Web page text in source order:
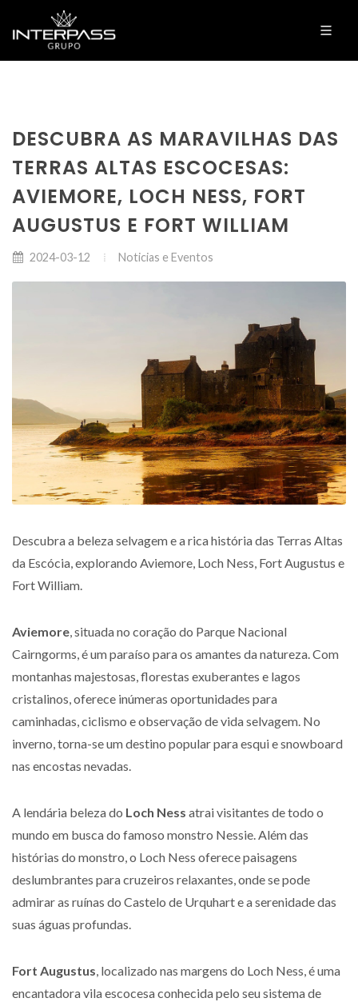
DESCUBRA AS MARAVILHAS DAS
TERRAS ALTAS ESCOCESAS:
AVIEMORE, LOCH NESS, FORT
AUGUSTUS E FORT WILLIAM
2024-03-12 Noticias e Eventos
Descubra a beleza selvagem e a rica história das Terras Altas
da Escócia, explorando Aviemore, Loch Ness, Fort Augustus e
Fort William.
Aviemore , situada no coração do Parque Nacional
Cairngorms, é um paraíso para os amantes da natureza. Com
montanhas majestosas, florestas exuberantes e lagos
cristalinos, oferece inúmeras oportunidades para
caminhadas, ciclismo e observação de vida selvagem. No
inverno, torna-se um destino popular para esqui e snowboard
nas encostas nevadas.
A lendária beleza do Loch Ness atrai visitantes de todo o
mundo em busca do famoso monstro Nessie. Além das
histórias do monstro, o Loch Ness oferece paisagens
deslumbrantes para cruzeiros relaxantes, onde se pode
admirar as ruínas do Castelo de Urquhart e a serenidade das
suas águas profundas.
Fort Augustus , localizado nas margens do Loch Ness, é uma
encantadora vila escocesa conhecida pelo seu sistema de